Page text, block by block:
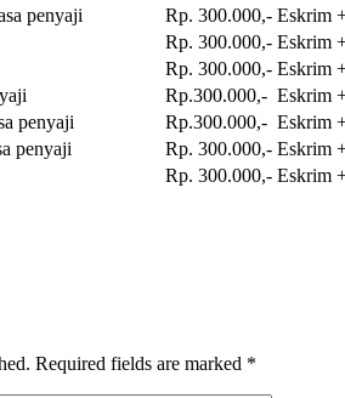
penyaji
Rp. 300.000,- Eskrim
Rp. 300.000,- Eskrim
Rp. 300.000,- Eskrim
Rp.300.000,- Eskrim
penyaji
Rp.300.000,- Eskrim
penyaji
Rp. 300.000,- Eskrim
Rp. 300.000,- Eskrim
Required fields are marked *